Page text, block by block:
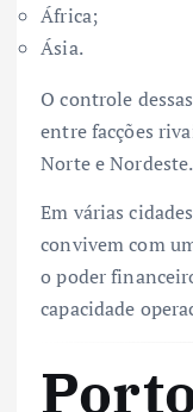
África;
Ásia.
O controle
entre facções
Norte e Nordeste.
Em várias
convivem com
o poder
capacidade